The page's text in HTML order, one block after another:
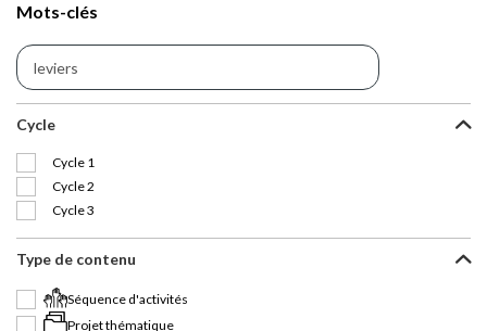
Mots-clés
Cycle
Cycle 1
Cycle 2
Cycle 3
Type de contenu
Séquence d'activités
Projet thématique